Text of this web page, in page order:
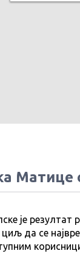
Матице
је резултат
да се